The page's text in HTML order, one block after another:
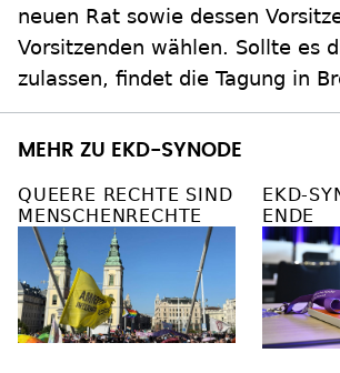
neuen Rat sowie dessen
Vorsitzenden wählen. Sollte es
zulassen, findet die Tagung in
MEHR ZU EKD-SYNODE
QUEERE RECHTE SIND
MENSCHENRECHTE
EKD-
ENDE